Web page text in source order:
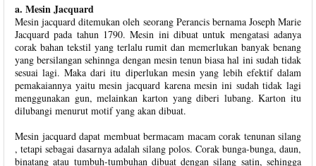
a. Mesin Jacquard
Mesin jacquard ditemukan oleh seorang Perancis bernama Joseph Marie
Jacquard pada tahun 1790. Mesin ini dibuat untuk mengatasi adanya
corak bahan tekstil yang terlalu rumit dan memerlukan banyak benang
yang bersilangan sehinnga dengan mesin tenun biasa hal ini sudah tidak
sesuai lagi. Maka dari itu diperlukan mesin yang lebih efektif dalam
pemakaiannya yaitu mesin jacquard karena mesin ini sudah tidak lagi
menggunakan gun, melainkan karton yang diberi lubang. Karton itu
dilubangi menurut motif yang akan dibuat.
Mesin jacquard dapat membuat bermacam macam corak tenunan silang
, tetapi sebagai dasarnya adalah silang polos. Corak bunga-bunga, daun,
binatang atau tumbuh-tumbuhan dibuat dengan silang satin, sehingga